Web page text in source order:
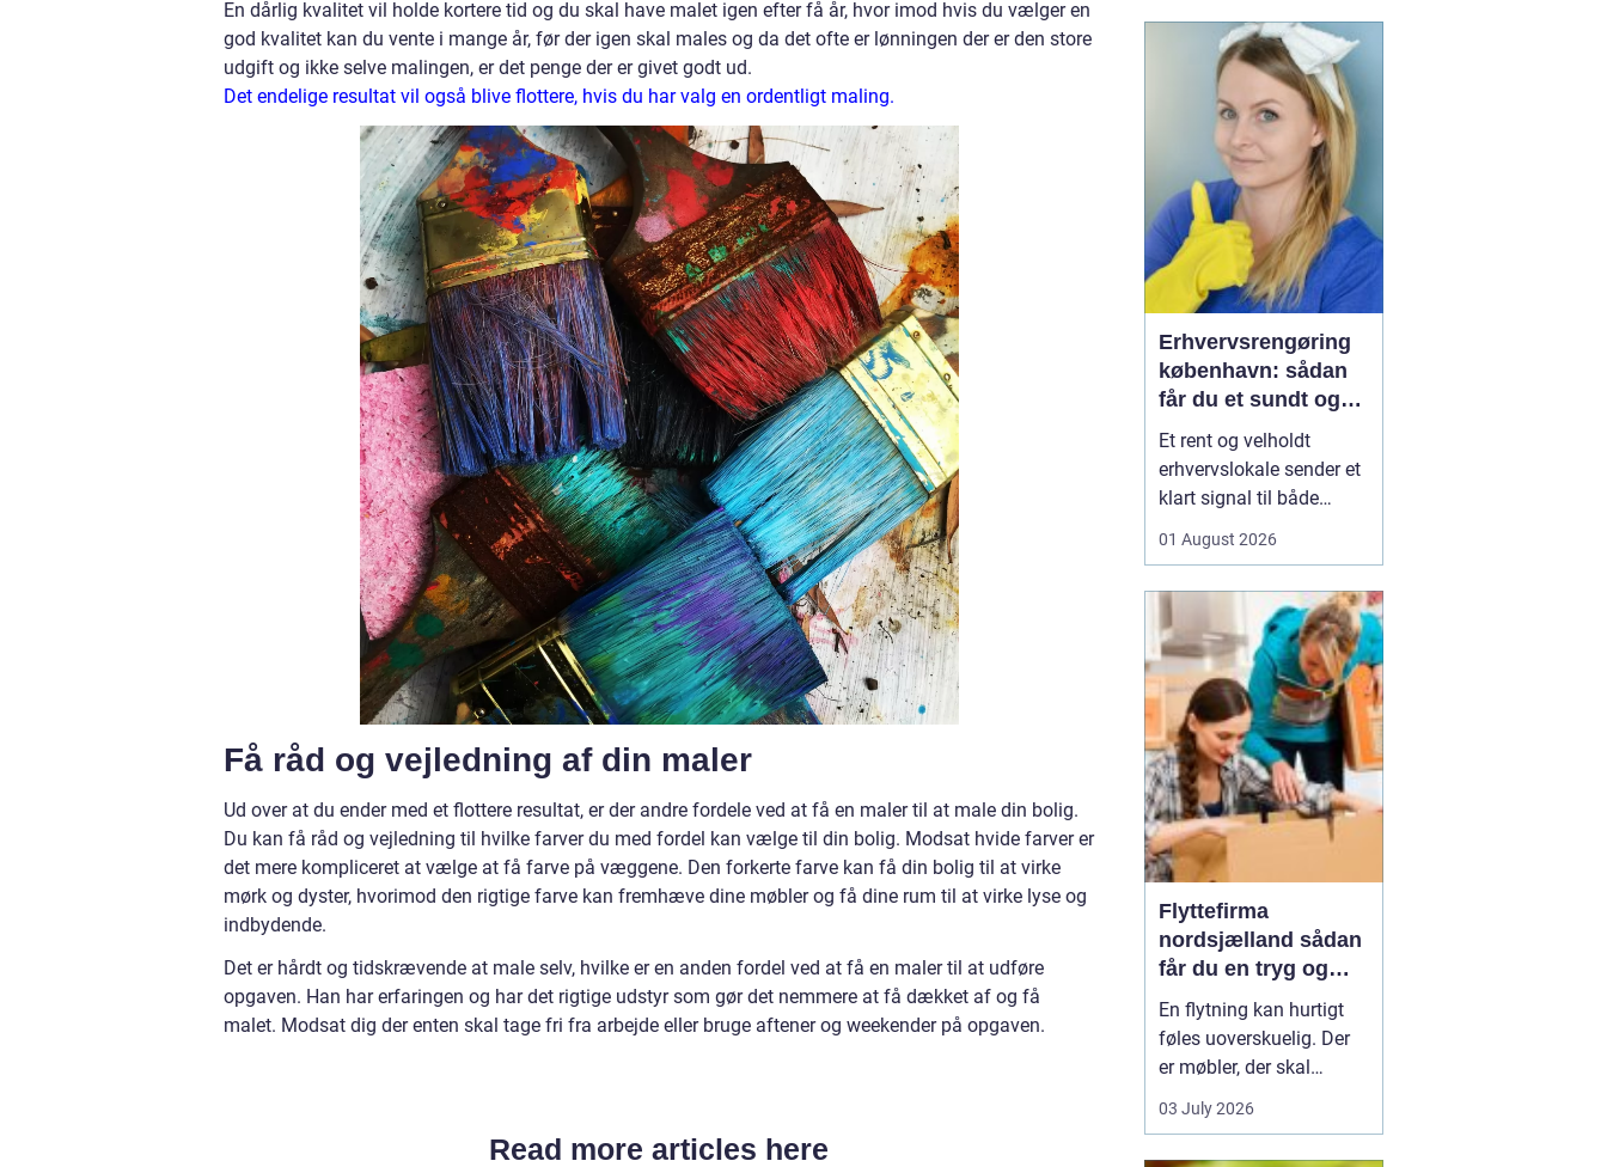
En dårlig kvalitet vil holde kortere tid og du skal have malet igen efter få år, hvor imod hvis du vælger en
god kvalitet kan du vente i mange år, før der igen skal males og da det ofte er lønningen der er den store
udgift og ikke selve malingen, er det penge der er givet godt ud.
Det endelige resultat vil også blive flottere, hvis du har valg en ordentligt maling.
Få råd og vejledning af din maler
Ud over at du ender med et flottere resultat, er der andre fordele ved at få en maler til at male din bolig.
Du kan få råd og vejledning til hvilke farver du med fordel kan vælge til din bolig. Modsat hvide farver er
det mere kompliceret at vælge at få farve på væggene. Den forkerte farve kan få din bolig til at virke
mørk og dyster, hvorimod den rigtige farve kan fremhæve dine møbler og få dine rum til at virke lyse og
indbydende.
Det er hårdt og tidskrævende at male selv, hvilke er en anden fordel ved at få en maler til at udføre
opgaven. Han har erfaringen og har det rigtige udstyr som gør det nemmere at få dækket af og få
malet. Modsat dig der enten skal tage fri fra arbejde eller bruge aftener og weekender på opgaven.
Read more articles here
gennemskue, hvad du
egentlig får for pengene.
Samtidig fylder
spørgsmål om
beliggenhed, ...
Erhvervsrengøring
københavn: sådan
får du et sundt og
professionelt
arbejdsmiljø
Et rent og velholdt
erhvervslokale sender et
klart signal til både
Mange virksomheder i
først værdien af
professionel rengøring,
når støvniveauet stiger,
medarbejdere klager
over indeklimaet, eller
kunder kom...
01 August 2026
Flyttefirma
nordsjælland sådan
får du en tryg og
effektiv flytning
En flytning kan hurtigt
føles uoverskuelig. Der
er møbler, der skal
bæres, kasser der skal
pakkes, og ofte en stram
03 July 2026